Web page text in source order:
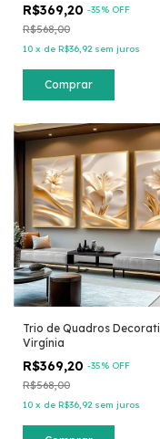
R$369,20 -35% OFF
R$568,00
10 x de R$36,92 sem juros
Comprar
Trio de Quadros
Virgínia
R$369,20 -35% OFF
R$568,00
10 x de R$36,92 sem juros